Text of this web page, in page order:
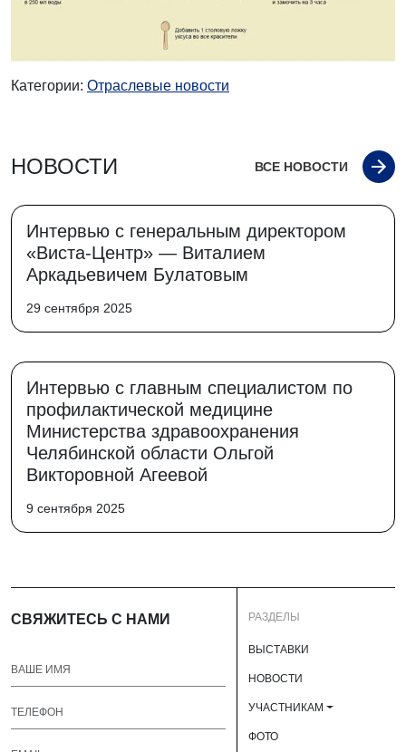
Категории: Отраслевые новости
НОВОСТИ ВСЕ НОВОСТИ
Интервью с генеральным директором
«Виста-Центр» — Виталием
Аркадьевичем Булатовым
29 сентября 2025
Интервью с главным специалистом по
профилактической медицине
Министерства здравоохранения
Челябинской области Ольгой
Викторовной Агеевой
9 сентября 2025
СВЯЖИТЕСЬ С НАМИ РАЗДЕЛЫ
ВЫСТАВКИ
НОВОСТИ
УЧАСТНИКАМ
ФОТО